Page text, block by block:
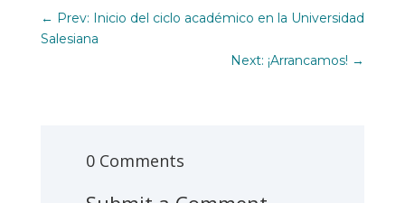
← Prev: Inicio del ciclo académico en la Universidad
Salesiana
Next: ¡Arrancamos! →
0 Comments